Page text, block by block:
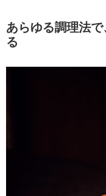
あらゆる調理法
る